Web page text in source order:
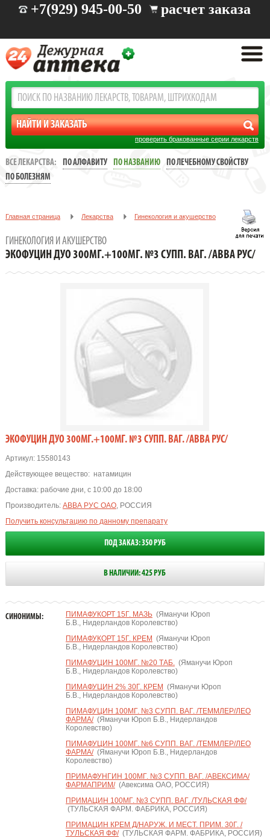
+7(929) 945-00-50 расчет заказа
проверить бракованные серии лекарств
ВСЕ ЛЕКАРСТВА: ПО АЛФАВИТУ ПО НАЗВАНИЮ
ПО ЛЕЧЕБНОМУ СВОЙСТВУ
ПО БОЛЕЗНЯМ
Главная страница Лекарства Гинекология и акушерство
ГИНЕКОЛОГИЯ И АКУШЕРСТВО
ЭКОФУЦИН ДУО 300МГ.+100МГ. №3 СУПП. ВАГ. /АВВА РУС/
ЭКОФУЦИН ДУО 300МГ.+100МГ. №3 СУПП. ВАГ. /АВВА РУС/
Артикул:15580143
Действующее вещество: натамицин
Доставка: рабочие дни, с 10:00 до 18:00
Производитель: АВВА РУС ОАО, РОССИЯ
Получить консультацию по данному препарату
ПОД ЗАКАЗ: 350 РУБ
В НАЛИЧИИ: 425 РУБ
СИНОНИМЫ: ПИМАФУКОРТ 15Г. МАЗЬ(Яманучи Юроп
Б.В., Нидерландов Королевство)
ПИМАФУКОРТ 15Г. КРЕМ (Яманучи Юроп
Б.В., Нидерландов Королевство)
ПИМАФУЦИН 100МГ. №20 ТАБ.(Яманучи Юроп
Б.В., Нидерландов Королевство)
ПИМАФУЦИН 2% 30Г. КРЕМ (Яманучи Юроп
Б.В., Нидерландов Королевство)
ПИМАФУЦИН 100МГ. №3 СУПП. ВАГ. /ТЕММЛЕР/ЛЕО
ФАРМА/(Яманучи Юроп Б.В., Нидерландов
Королевство)
ПИМАФУЦИН 100МГ. №6 СУПП. ВАГ. /ТЕММЛЕР/ЛЕО
ФАРМА/(Яманучи Юроп Б.В., Нидерландов
Королевство)
ПРИМАФУНГИН 100МГ. №3 СУПП. ВАГ. /АВЕКСИМА/
ФАРМАПРИМ/(Авексима ОАО, РОССИЯ)
ПРИМАЦИН 100МГ. №3 СУПП. ВАГ. /ТУЛЬСКАЯ ФФ/
(ТУЛЬСКАЯ ФАРМ. ФАБРИКА, РОССИЯ)
ПРИМАЦИН КРЕМ Д/НАРУЖ. И МЕСТ. ПРИМ. 30Г. /
ТУЛЬСКАЯ ФФ/(ТУЛЬСКАЯ ФАРМ. ФАБРИКА, РОССИЯ)